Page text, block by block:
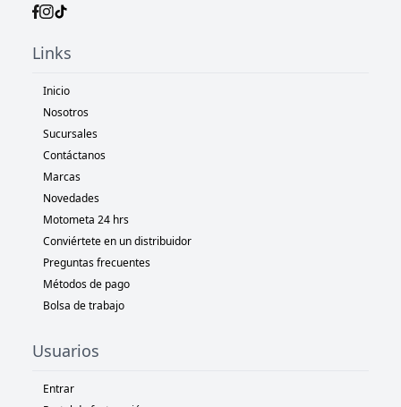
Links
Inicio
Nosotros
Sucursales
Contáctanos
Marcas
Novedades
Motometa 24 hrs
Conviértete en un distribuidor
Preguntas frecuentes
Métodos de pago
Bolsa de trabajo
Usuarios
Entrar